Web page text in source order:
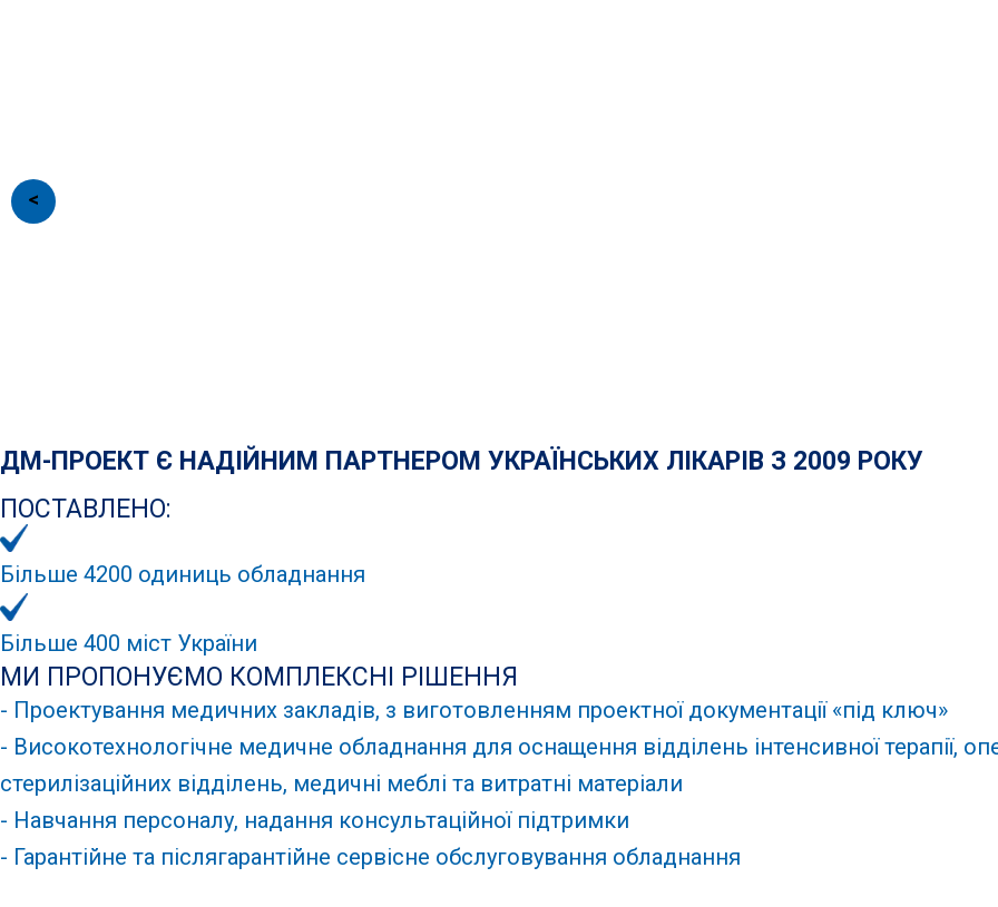
>
ДМ-ПРОЕКТ Є НАДІЙНИМ ПАРТНЕРОМ УКРАЇНСЬКИХ ЛІКАРІВ З 2009 РОКУ
ПОСТАВЛЕНО:
Більше 4200 одиниць обладнання
Більше 400 міст України
МИ ПРОПОНУЄМО КОМПЛЕКСНІ РІШЕННЯ
- Проектування медичних закладів, з виготовленням проектної документації «під ключ»
- Високотехнологічне медичне обладнання для оснащення відділень інтенсивної терапії,
стерилізаційних відділень, медичні меблі та витратні матеріали
- Навчання персоналу, надання консультаційної підтримки
- Гарантійне та післягарантійне сервісне обслуговування обладнання